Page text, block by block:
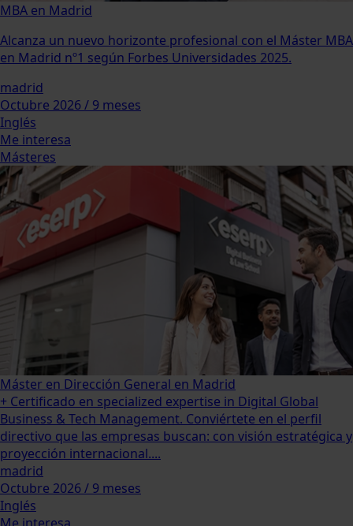
MBA en Madrid
Alcanza un nuevo horizonte profesional con el Máster MBA
en Madrid nº1 según Forbes Universidades 2025.
madrid
Octubre 2026 / 9 meses
Inglés
Me interesa
Másteres
Máster en Dirección General en Madrid
+ Certificado en specialized expertise in Digital Global
Business & Tech Management. Conviértete en el perfil
directivo que las empresas buscan: con visión estratégica y
proyección internacional....
madrid
Octubre 2026 / 9 meses
Inglés
Me interesa